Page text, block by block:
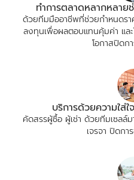
ทำการตลาดหลากหลา
ด้วยทีมมืออาชีพที่ช่วยกำหนดร
ลงทุนเพื่อผลตอบแทนคุ้มค่า แล
โอกาสปิดก
บริการด้วยความใส่
คัดสรรผู้ซื้อ ผู้เช่า ด้วยทีมเซลล์
เจรจา ปิดกา